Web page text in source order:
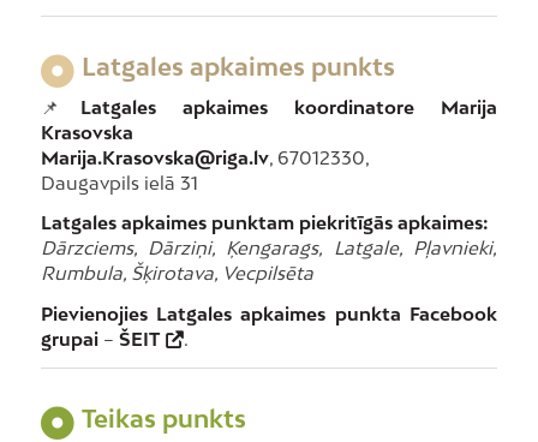
Latgales apkaimes punkts
📌 Latgales apkaimes koordinatore Marija
Krasovska
Marija.Krasovska@riga.lv, 67012330,
Daugavpils ielā 31
Latgales apkaimes punktam piekritīgās apkaimes:
Dārzciems, Dārziņi, Ķengarags, Latgale, Pļavnieki,
Rumbula, Šķirotava, Vecpilsēta
Pievienojies Latgales apkaimes punkta Facebook
grupai– ŠEIT .
Teikas punkts